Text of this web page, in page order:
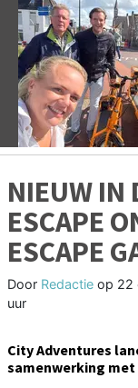
Vorige
NIEUW IN
ESCAPE
ESCAPE
Door Redactie op 22
uur
City Adventures
samenwerking met